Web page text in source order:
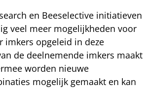
en Beeselective initiatieven
veel meer mogelijkheden voor
imkers opgeleid in deze
de deelnemende imkers maakt
worden nieuwe
mogelijk gemaakt en kan